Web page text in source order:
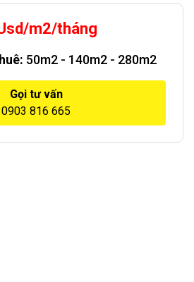
m2/tháng
50m2 - 140m2 - 280m2
Gọi tư vấn
0903 816 665